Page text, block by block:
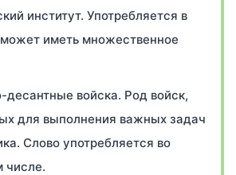
институт. Употребляется в
иметь множественное
войска. Род войск,
для выполнения важных задач
Слово употребляется во
числе.